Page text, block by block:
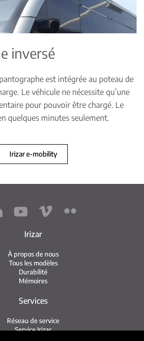
inversé
est intégrée au poteau de
Le véhicule ne nécessite qu’une
pour pouvoir être chargé. Le
quelques minutes seulement.
Irizar e-mobility
Irizar
À propos de nous
Tous les modèles
Durabilité
Mémoires
Services
Réseau de service
Service Irizar